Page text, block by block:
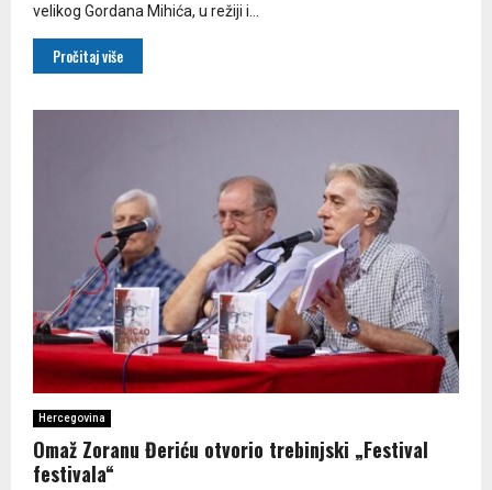
velikog Gordana Mihića, u režiji i...
Pročitaj više
Hercegovina
Omaž Zoranu Đeriću otvorio trebinjski „Festival
festivala“